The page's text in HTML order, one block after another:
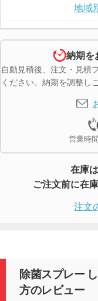
地域
納期を
自動見積後、注文・見積
ください。納期を調整し
営業時
在庫
ご注文前に在
注文
除菌スプレー
方のレビュー